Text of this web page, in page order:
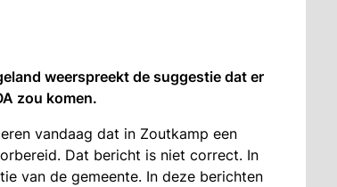
weerspreekt de suggestie dat er
zou komen.
vandaag dat in Zoutkamp een
Dat bericht is niet correct. In
van de gemeente. In deze berichten